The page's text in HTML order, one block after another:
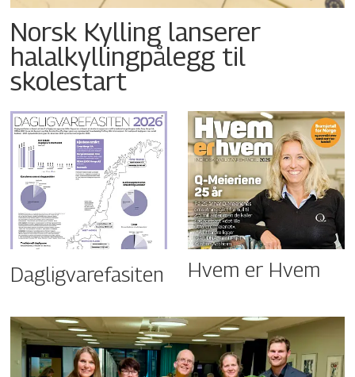
Norsk Kylling lanserer
halalkyllingpålegg til
skolestart
Dagligvarefasiten Hvem er Hvem